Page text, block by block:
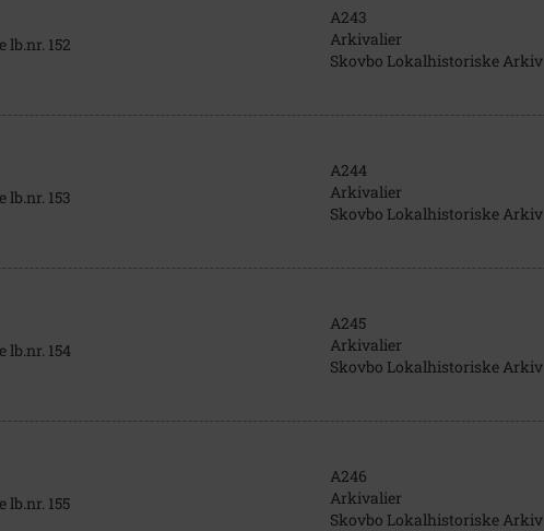
lb.nr. 152
A243
Arkivalier
Skovbo Lokalhistoriske Arkiv
lb.nr. 153
A244
Arkivalier
Skovbo Lokalhistoriske Arkiv
lb.nr. 154
A245
Arkivalier
Skovbo Lokalhistoriske Arkiv
lb.nr. 155
A246
Arkivalier
Skovbo Lokalhistoriske Arkiv